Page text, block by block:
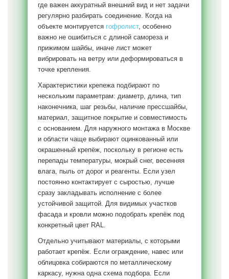
где важен аккуратный внешний вид и нет задачи
регулярно разбирать соединение. Когда на
объекте монтируется гофролист, особенно
важно не ошибиться с длиной самореза и
прижимом шайбы, иначе лист может
вибрировать на ветру или деформироваться в
точке крепления.
Характеристики крепежа подбирают по
нескольким параметрам: диаметр, длина, тип
наконечника, шаг резьбы, наличие прессшайбы,
материал, защитное покрытие и совместимость
с основанием. Для наружного монтажа в Москве
и области чаще выбирают оцинкованный или
окрашенный крепёж, поскольку в регионе есть
перепады температуры, мокрый снег, весенняя
влага, пыль от дорог и реагенты. Если узел
постоянно контактирует с сыростью, лучше
сразу закладывать исполнение с более
устойчивой защитой. Для видимых участков
фасада и кровли можно подобрать крепёж под
конкретный цвет RAL.
Отдельно учитывают материалы, с которыми
работает крепёж. Если ограждение, навес или
облицовка собираются по металлическому
каркасу, нужна одна схема подбора. Если